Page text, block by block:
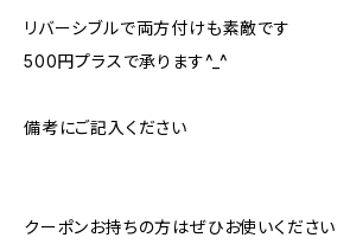
リバーシブルで両方付けも素敵です
500円プラスで承ります^_^
備考にご記入ください
クーポンお持ちの方はぜひお使いください